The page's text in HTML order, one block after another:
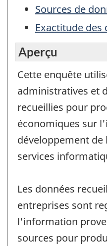
Sources de
Exactitude des
Aperçu
Cette enquête
administratives et
recueillies pour
économiques sur
développement de
services
Les données
entreprises sont
l'information
sources pour